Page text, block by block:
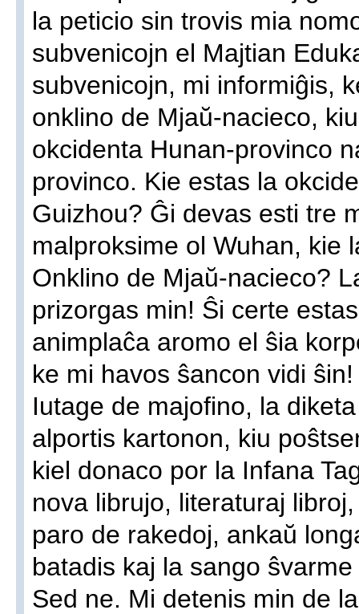
la peticio sin trovis mia
subvenicojn el Majtian
subvenicojn, mi informiĝis,
onklino de Mjaŭ-nacieco,
okcidenta Hunan-provinco
provinco. Kie estas la
Guizhou? Ĝi devas esti tre
malproksime ol Wuhan, kie
Onklino de Mjaŭ-nacieco?
prizorgas min! Ŝi certe
animplaĉa aromo el ŝia
ke mi havos ŝancon vidi ŝin!
Iutage de majofino, la
alportis kartonon, kiu
kiel donaco por la Infana
nova librujo, literaturaj
paro de rakedoj, ankaŭ
batadis kaj la sango
Sed ne. Mi detenis min de